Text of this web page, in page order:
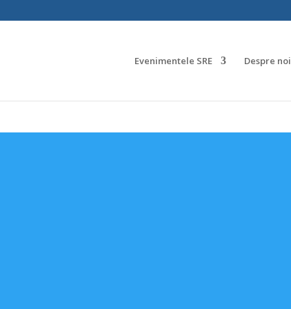
Evenimentele SRE Despre noi